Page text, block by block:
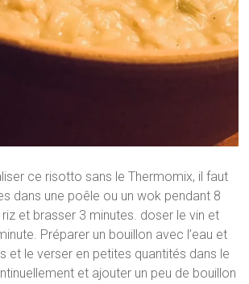
ce risotto sans le Thermomix, il faut
dans une poêle ou un wok pendant 8
et brasser 3 minutes. doser le vin et
Préparer un bouillon avec l’eau et
et le verser en petites quantités dans le
et ajouter un peu de bouillon